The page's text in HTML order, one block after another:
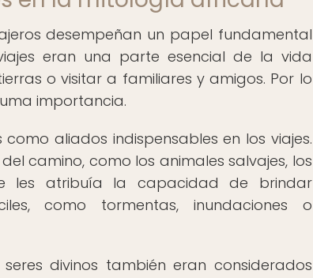
desempeñan un papel fundamental
eran una parte esencial de la vida
o visitar a familiares y amigos. Por lo
importancia.
aliados indispensables en los viajes.
camino, como los animales salvajes, los
les atribuía la capacidad de brindar
como tormentas, inundaciones o
divinos también eran considerados